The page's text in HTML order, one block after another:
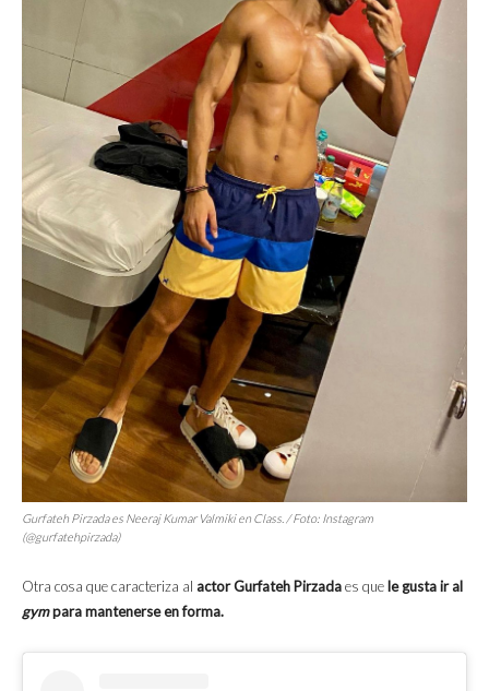
Gurfateh Pirzada es Neeraj Kumar Valmiki en Class . / Foto: Instagram
(@gurfatehpirzada)
Otra cosa que caracteriza al actor Gurfateh Pirzadaes que le gusta ir al
gympara mantenerse en forma.